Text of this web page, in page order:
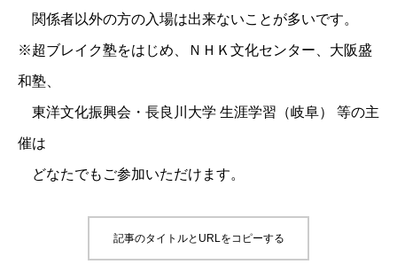
関係者以外の方の入場は出来ないことが多いです。
※超ブレイク塾をはじめ、ＮＨＫ文化センター、大阪盛
和塾、
東洋文化振興会・長良川大学 生涯学習（岐阜） 等の主
催は
どなたでもご参加いただけます。
記事のタイトルとURLをコピーする